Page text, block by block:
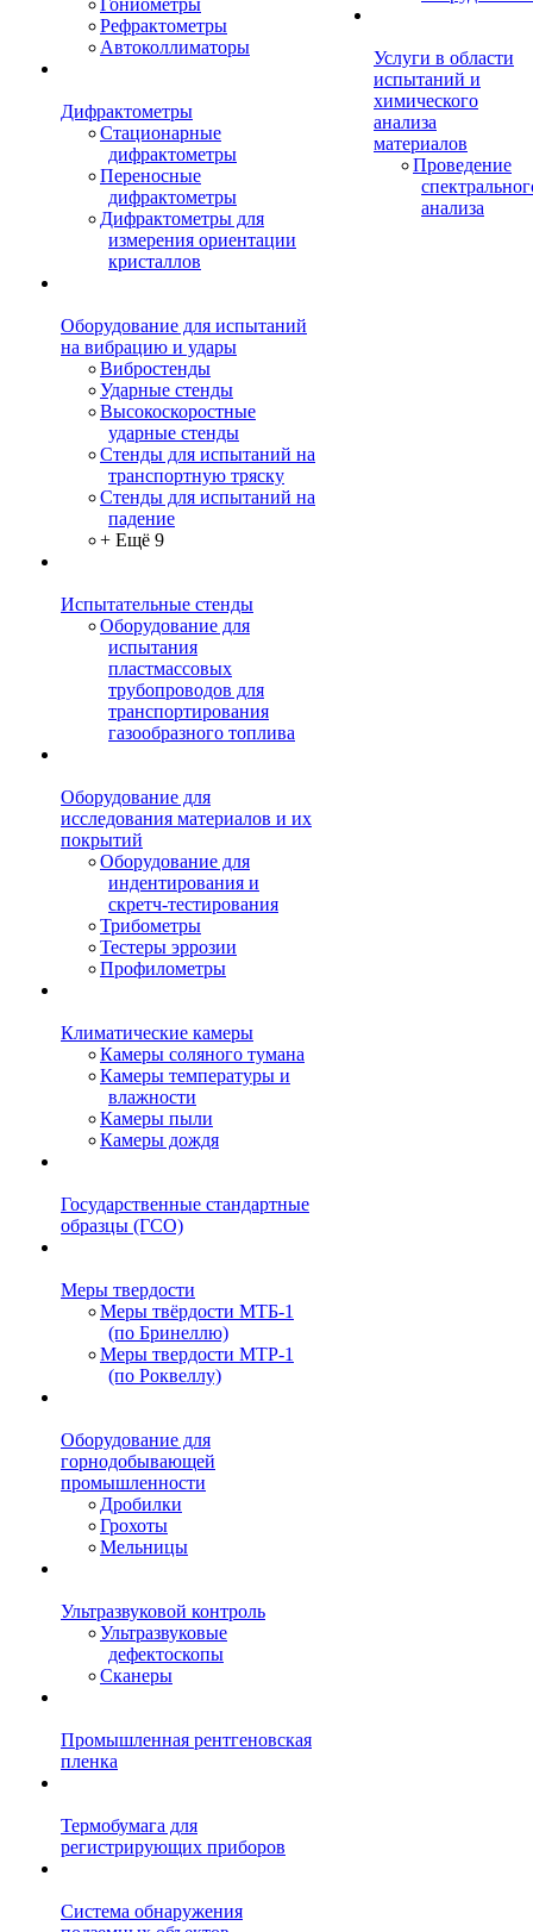
Гониометры
Рефрактометры
Автоколлиматоры
Дифрактометры
Стационарные
дифрактометры
Переносные
дифрактометры
Дифрактометры для
измерения ориентации
кристаллов
Оборудование для испытаний
на вибрацию и удары
Вибростенды
Ударные стенды
Высокоскоростные
ударные стенды
Стенды для испытаний на
транспортную тряску
Стенды для испытаний на
падение
+ Ещё 9
Испытательные стенды
Оборудование для
испытания
пластмассовых
трубопроводов для
транспортирования
газообразного топлива
Оборудование для
исследования материалов и их
покрытий
Оборудование для
индентирования и
скретч-тестирования
Трибометры
Тестеры эррозии
Профилометры
Климатические камеры
Камеры соляного тумана
Камеры температуры и
влажности
Камеры пыли
Камеры дождя
Государственные стандартные
образцы (ГСО)
Меры твердости
Меры твёрдости МТБ-1
(по Бринеллю)
Меры твердости МТР-1
(по Роквеллу)
Оборудование для
горнодобывающей
промышленности
Дробилки
Грохоты
Мельницы
Ультразвуковой контроль
Ультразвуковые
дефектоскопы
Сканеры
Промышленная рентгеновская
пленка
Термобумага для
регистрирующих приборов
Система обнаружения
Услуги в области
испытаний и
химического
анализа
материалов
Проведение
анализа